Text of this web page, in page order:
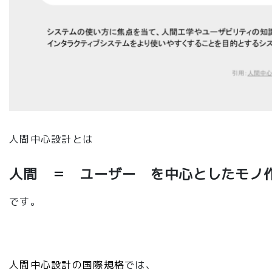
人間中心設計とは
人間 ＝ ユーザー を中心としたモノ
です。
人間中心設計の国際規格では、